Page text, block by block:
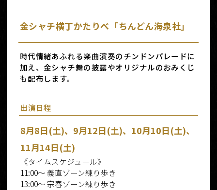
金シャチ横丁かたりべ「ちんどん海泉社」
時代情緒あふれる楽曲演奏のチンドンパレードに
加え、金シャチ舞の披露やオリジナルのおみくじ
も配布します。
出演日程
8月8日(土)、9月12日(土)、10月10日(土)、
11月14日(土)
《タイムスケジュール》
11:00～ 義直ゾーン練り歩き
13:00～ 宗春ゾーン練り歩き